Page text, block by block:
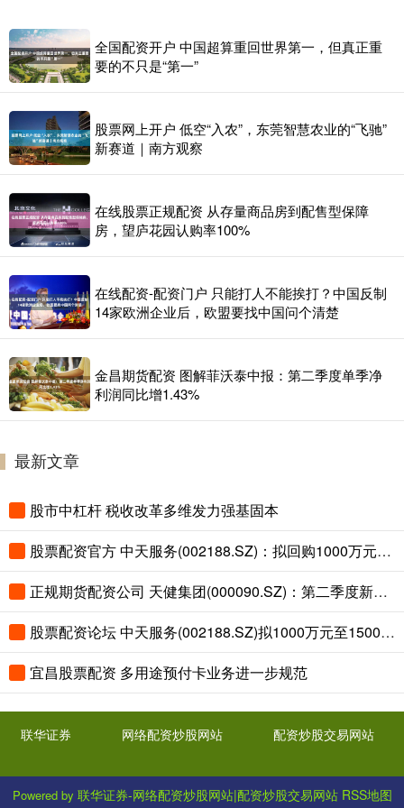
全国配资开户 中国超算重回世界第一，但真正重
要的不只是“第一”
股票网上开户 低空“入农”，东莞智慧农业的“飞驰”
新赛道｜南方观察
在线股票正规配资 从存量商品房到配售型保障
房，望庐花园认购率100%
在线配资-配资门户 只能打人不能挨打？中国反制
14家欧洲企业后，欧盟要找中国问个清楚
金昌期货配资 图解菲沃泰中报：第二季度单季净
利润同比增1.43%
最新文章
股市中杠杆 税收改革多维发力强基固本
股票配资官方 中天服务(002188.SZ)：拟回购1000万元-1500万元公司股份
正规期货配资公司 天健集团(000090.SZ)：第二季度新签订单16亿元
股票配资论坛 中天服务(002188.SZ)拟1000万元至1500万元回购公司股份
宜昌股票配资 多用途预付卡业务进一步规范
联华证券 网络配资炒股网站 配资炒股交易网站
Powered by 联华证券-网络配资炒股网站|配资炒股交易网站 RSS地图